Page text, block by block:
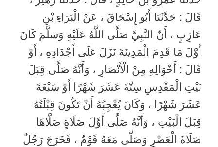
قَالَ : حَدَّثَنَا أَبُو إِسْحَاقَ ، عَنْ الْبَرَاءِ بْنِ
عَازِبٍ ، أَنّ النَّبِيَّ صَلَّى اللَّهُ عَلَيْهِ وَسَلَّمَ كَانَ
أَوَّلَ مَا قَدِمَ الْمَدِينَةَ نَزَلَ عَلَى أَجْدَادِهِ ، أَوْ
قَالَ : أَخْوَالِهِ مِنْ الْأَنْصَارِ ، وَأَنَّهُ صَلَّى قِبَلَ
بَيْتِ الْمَقْدِسِ سِتَّةَ عَشَرَ شَهْرًا أَوْ سَبْعَةَ
عَشَرَ شَهْرًا ، وَكَانَ يُعْجِبُهُ أَنْ تَكُونَ قِبْلَتُهُ
قِبَلَ الْبَيْتِ ، وَأَنَّهُ صَلَّى أَوَّلَ صَلَاةٍ صَلَّاهَا
صَلَاةَ الْعَصْرِ وَصَلَّى مَعَهُ قَوْمٌ ، فَخَرَجَ رَجُلٌ